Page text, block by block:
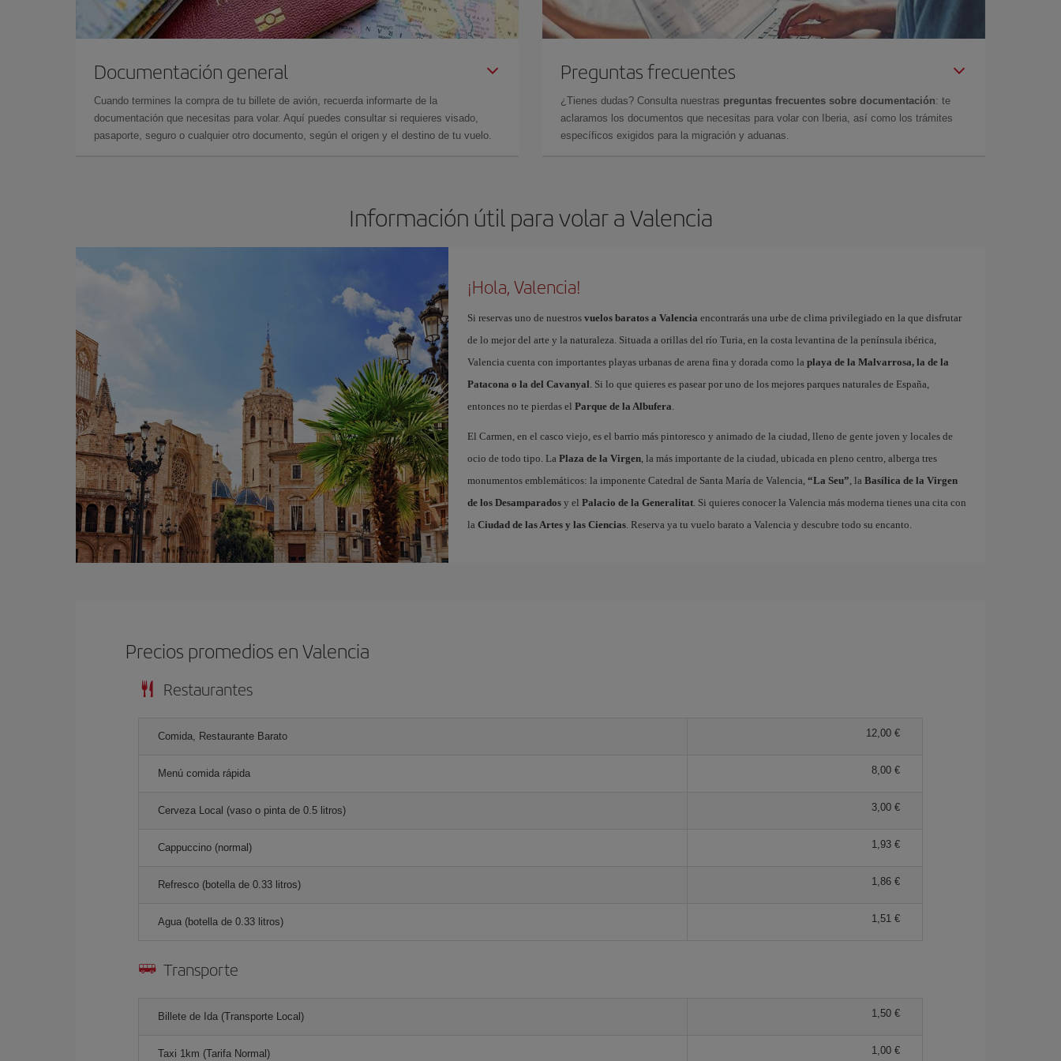
Documentación general
Cuando termines la compra de tu billete de avión, recuerda informarte de la
documentación que necesitas para volar. Aquí puedes consultar si requieres visado,
pasaporte, seguro o cualquier otro documento, según el origen y el destino de tu vuelo.
Preguntas frecuentes
¿Tienes dudas? Consulta nuestras preguntas frecuentes sobre documentación: te
aclaramos los documentos que necesitas para volar con Iberia, así como los trámites
específicos exigidos para la migración y aduanas.
Información útil para volar a Valencia
¡Hola, Valencia!
Si reservas uno de nuestros vuelos baratos a Valencia encontrarás una urbe de clima privilegiado en la que disfrutar
de lo mejor del arte y la naturaleza. Situada a orillas del río Turia, en la costa levantina de la península ibérica,
Valencia cuenta con importantes playas urbanas de arena fina y dorada como la playa de la Malvarrosa, la de la
Patacona o la del Cavanyal. Si lo que quieres es pasear por uno de los mejores parques naturales de España,
entonces no te pierdas el Parque de la Albufera.
El Carmen, en el casco viejo, es el barrio más pintoresco y animado de la ciudad, lleno de gente joven y locales de
ocio de todo tipo. La Plaza de la Virgen, la más importante de la ciudad, ubicada en pleno centro, alberga tres
monumentos emblemáticos: la imponente Catedral de Santa María de Valencia, “La Seu”, la Basílica de la Virgen
de los Desamparadosy el Palacio de la Generalitat. Si quieres conocer la Valencia más moderna tienes una cita con
la Ciudad de las Artes y las Ciencias. Reserva ya tu vuelo barato a Valencia y descubre todo su encanto.
Precios promedios en Valencia
Restaurantes
Comida, Restaurante Barato 12,00 €
Menú comida rápida 8,00 €
Cerveza Local (vaso o pinta de 0.5 litros) 3,00 €
Cappuccino (normal) 1,93 €
Refresco (botella de 0.33 litros) 1,86 €
Agua (botella de 0.33 litros) 1,51 €
Transporte
Billete de Ida (Transporte Local) 1,50 €
Taxi 1km (Tarifa Normal) 1,00 €